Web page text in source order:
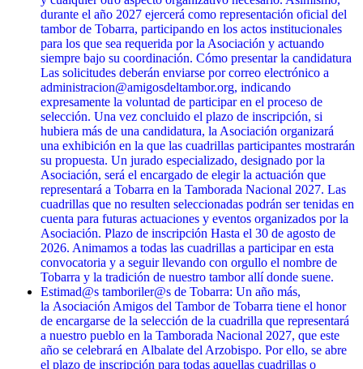
durante el año 2027 ejercerá como representación oficial del
tambor de Tobarra, participando en los actos institucionales
para los que sea requerida por la Asociación y actuando
siempre bajo su coordinación. Cómo presentar la candidatura
Las solicitudes deberán enviarse por correo electrónico a
administracion@amigosdeltambor.org, indicando
expresamente la voluntad de participar en el proceso de
selección. Una vez concluido el plazo de inscripción, si
hubiera más de una candidatura, la Asociación organizará
una exhibición en la que las cuadrillas participantes mostrarán
su propuesta. Un jurado especializado, designado por la
Asociación, será el encargado de elegir la actuación que
representará a Tobarra en la Tamborada Nacional 2027. Las
cuadrillas que no resulten seleccionadas podrán ser tenidas en
cuenta para futuras actuaciones y eventos organizados por la
Asociación. Plazo de inscripción Hasta el 30 de agosto de
2026. Animamos a todas las cuadrillas a participar en esta
convocatoria y a seguir llevando con orgullo el nombre de
Tobarra y la tradición de nuestro tambor allí donde suene.
Estimad@s tamboriler@s de Tobarra: Un año más,
la Asociación Amigos del Tambor de Tobarra tiene el honor
de encargarse de la selección de la cuadrilla que representará
a nuestro pueblo en la Tamborada Nacional 2027, que este
año se celebrará en Albalate del Arzobispo. Por ello, se abre
el plazo de inscripción para todas aquellas cuadrillas o